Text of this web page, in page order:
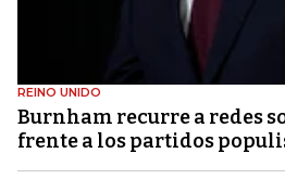
REINO UNIDO
Burnham recurre a redes
frente a los partidos